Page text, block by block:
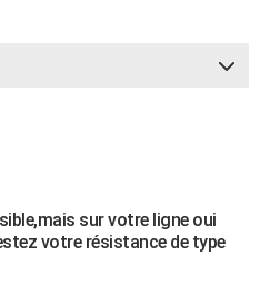
sur votre ligne oui
votre résistance de type